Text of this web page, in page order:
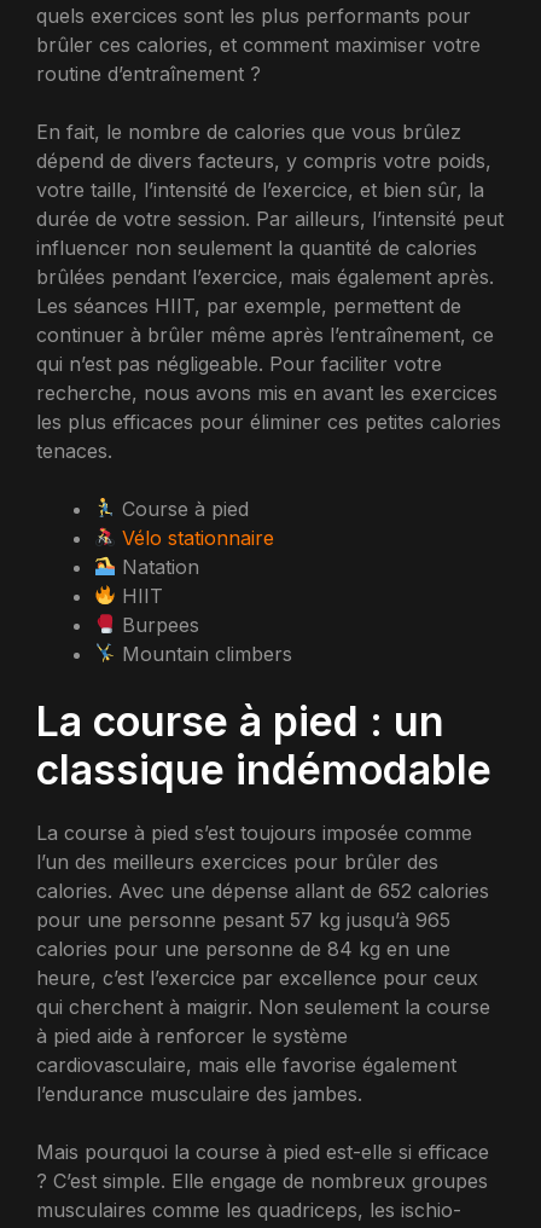
quels exercices sont les plus performants pour
brûler ces calories, et comment maximiser votre
routine d’entraînement ?
En fait, le nombre de calories que vous brûlez
dépend de divers facteurs, y compris votre poids,
votre taille, l’intensité de l’exercice, et bien sûr, la
durée de votre session. Par ailleurs, l’intensité peut
influencer non seulement la quantité de calories
brûlées pendant l’exercice, mais également après.
Les séances HIIT, par exemple, permettent de
continuer à brûler même après l’entraînement, ce
qui n’est pas négligeable. Pour faciliter votre
recherche, nous avons mis en avant les exercices
les plus efficaces pour éliminer ces petites calories
tenaces.
Course à pied
Vélo stationnaire
Natation
HIIT
Burpees
Mountain climbers
La course à pied : un
classique indémodable
La course à pied s’est toujours imposée comme
l’un des meilleurs exercices pour brûler des
calories. Avec une dépense allant de 652 calories
pour une personne pesant 57 kg jusqu’à 965
calories pour une personne de 84 kg en une
heure, c’est l’exercice par excellence pour ceux
qui cherchent à maigrir. Non seulement la course
à pied aide à renforcer le système
cardiovasculaire, mais elle favorise également
l’endurance musculaire des jambes.
Mais pourquoi la course à pied est-elle si efficace
? C’est simple. Elle engage de nombreux groupes
musculaires comme les quadriceps, les ischio-